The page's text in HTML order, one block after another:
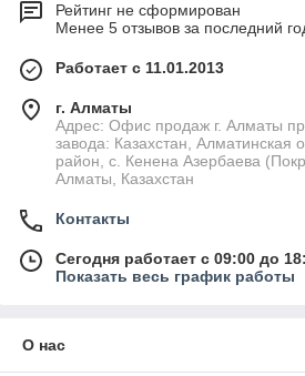
Рейтинг не сформирован
Менее 5 отзывов за последний
Работает с 11.01.2013
г. Алматы
Адрес: Офис продаж г. Алматы
завода: Казахстан, Алматинская
район, ​с. Кенена Азербаева
Алматы, Казахстан
Контакты
Сегодня работает с 09:00 до
Показать весь график работы
О нас